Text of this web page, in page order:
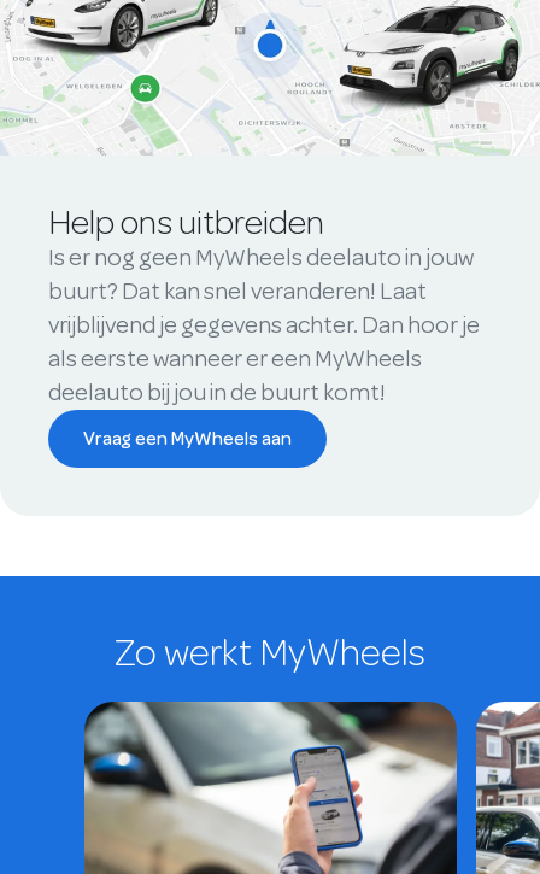
Help ons uitbreiden
Is er nog geen MyWheels deelauto in jouw
buurt? Dat kan snel veranderen! Laat
vrijblijvend je gegevens achter. Dan hoor je
als eerste wanneer er een MyWheels
deelauto bij jou in de buurt komt!
Vraag een MyWheels aan
Zo werkt MyWheels